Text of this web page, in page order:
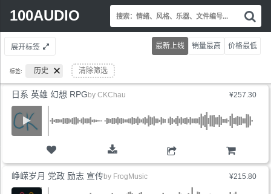
100AUDIO
Search
索
情
绪
乐
展开标签
标签: 历史 清除筛选
最新上线 销量最高 价格最低
¥257.30
日系 英雄 幻想 RPG by CKChau
¥215.80
峥嵘岁月 党政 励志 宣传by FrogMusic